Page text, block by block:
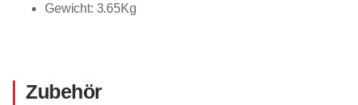
Gewicht: 3.65Kg
Zubehör